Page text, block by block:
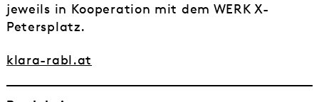
jeweils in Kooperation mit dem WERK X-
Petersplatz.
klara-rabl.at